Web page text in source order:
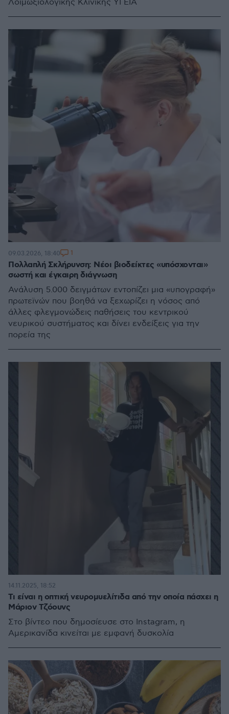
Λοιμωξιολογικής Κλινικής ΥΓΕΙΑ
Πολλαπλή Σκλήρυνση: Νέοι βιοδείκτες «υπόσχονται»
σωστή και έγκαιρη διάγνωση
Ανάλυση 5.000 δειγμάτων εντοπίζει μια «υπογραφή»
πρωτεϊνών που βοηθά να ξεχωρίζει η νόσος από
άλλες φλεγμονώδεις παθήσεις του κεντρικού
νευρικού συστήματος και δίνει ενδείξεις για την
πορεία της
09.03.2026, 18:40 1
Τι είναι η οπτική νευρομυελίτιδα από την οποία πάσχει η
Μάριον Τζόουνς
Στο βίντεο που δημοσίευσε στο Instagram, η
Αμερικανίδα κινείται με εμφανή δυσκολία
14.11.2025, 18:52